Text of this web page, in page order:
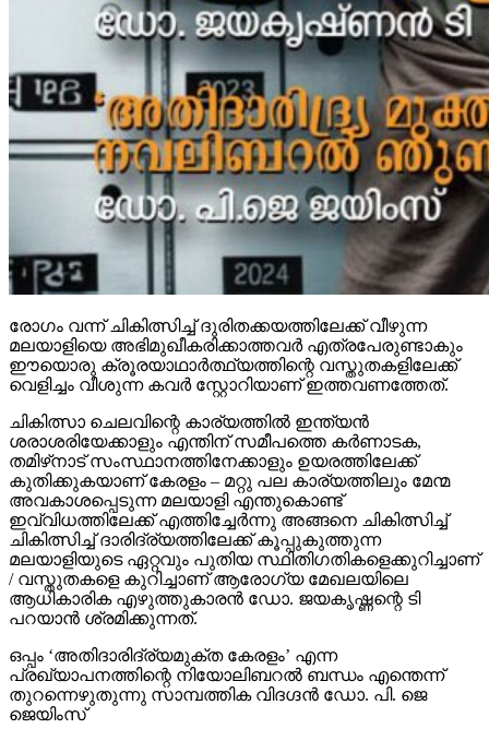
രോഗം വന്ന് ചികിത്സിച്ച് ദുരിതക്കയത്തിലേക്ക് വീഴുന്ന
മലയാളിയെ അഭിമുഖീകരിക്കാത്തവര്‍ എത്രപേരുണ്ടാകും
ഈയൊരു ക്രൂരയാഥാര്‍ത്ഥ്യത്തിന്റെ വസ്തുതകളിലേക്ക്
വെളിച്ചം വീശുന്ന കവര്‍ സ്റ്റോറിയാണ് ഇത്തവണത്തേത്.
ചികിത്സാ ചെലവിന്റെ കാര്യത്തില്‍ ഇന്ത്യന്‍
ശരാശരിയേക്കാളും എന്തിന് സമീപത്തെ കര്‍ണാടക,
തമിഴ്‌നാട് സംസ്ഥാനത്തിനേക്കാളും ഉയരത്തിലേക്ക്
കുതിക്കുകയാണ് കേരളം – മറ്റു പല കാര്യത്തിലും മേന്മ
അവകാശപ്പെടുന്ന മലയാളി എന്തുകൊണ്ട്
ഇവ്വിധത്തിലേക്ക് എത്തിച്ചേര്‍ന്നു അങ്ങനെ ചികിത്സിച്ച്
ചികിത്സിച്ച് ദാരിദ്ര്യത്തിലേക്ക് കൂപ്പുകുത്തുന്ന
മലയാളിയുടെ ഏറ്റവും പുതിയ സ്ഥിതിഗതികളെക്കുറിച്ചാണ്
/ വസ്തുതകളെ കുറിച്ചാണ് ആരോഗ്യ മേഖലയിലെ
ആധികാരിക എഴുത്തുകാരന്‍ ഡോ. ജയകൃഷ്ണന്റെ ടി
പറയാന്‍ ശ്രമിക്കുന്നത്.
ഒപ്പം ‘അതിദാരിദ്ര്യമുക്ത കേരളം’ എന്ന
പ്രഖ്യാപനത്തിന്റെ നിയോലിബറല്‍ ബന്ധം എന്തെന്ന്
തുറന്നെഴുതുന്നു സാമ്പത്തിക വിദഗ്ദന്‍ ഡോ. പി. ജെ
ജെയിംസ്